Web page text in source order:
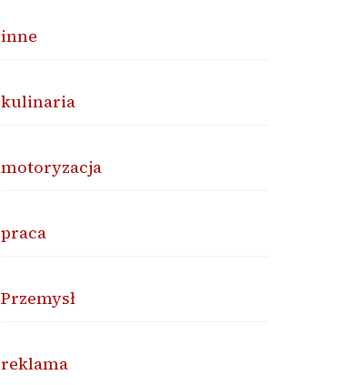
inne
kulinaria
motoryzacja
praca
Przemysł
reklama